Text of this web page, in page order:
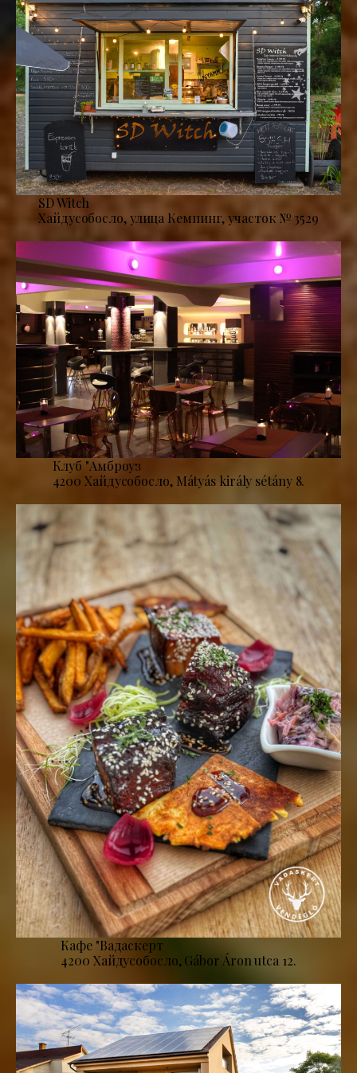
SD Witch
Хайдусобосло, улица Кемпинг, участок № 3529
Клуб "Амброуз
4200 Хайдусобосло, Mátyás király sétány 8.
Кафе "Вадаскерт
4200 Хайдусобосло, Gábor Áron utca 12.